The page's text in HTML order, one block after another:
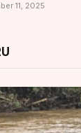
11, 2025